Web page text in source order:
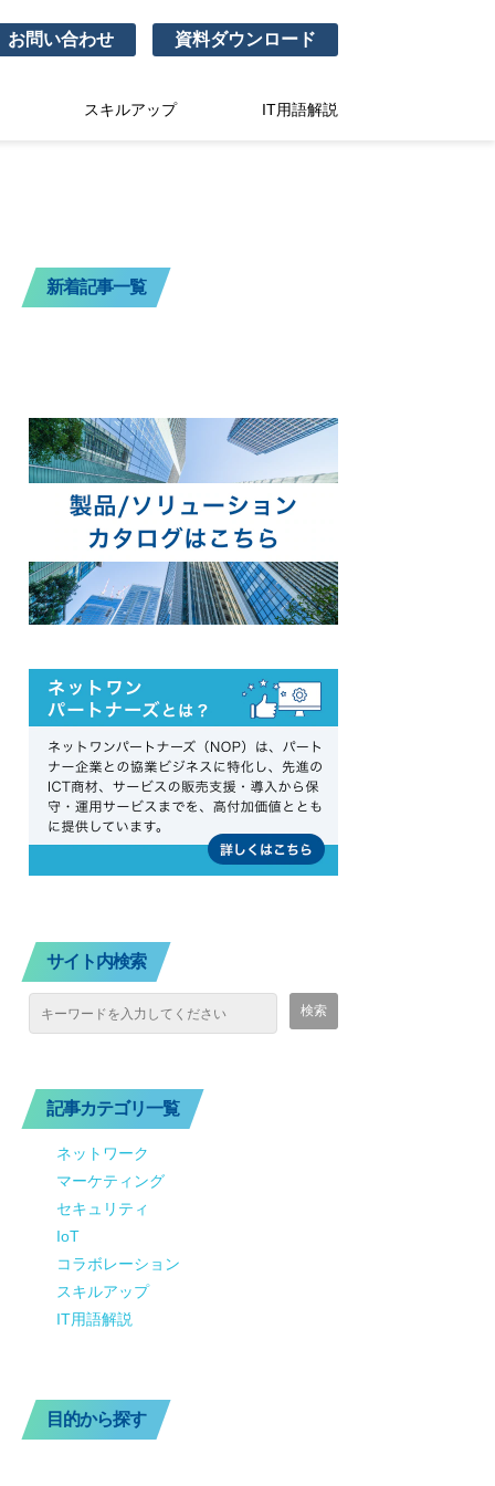
お問い合わせ 資料ダウンロード
スキルアップ IT用語解説
新着記事一覧
サイト内検索
記事カテゴリ一覧
ネットワーク
マーケティング
セキュリティ
IoT
コラボレーション
スキルアップ
IT用語解説
目的から探す